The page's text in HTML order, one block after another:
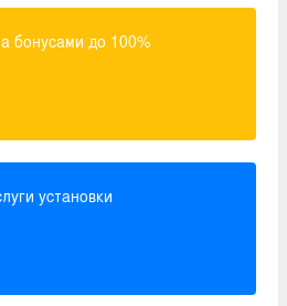
бонусами до 100%
установки